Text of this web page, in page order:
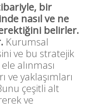
bir
nasıl ve ne
belirler.
Kurumsal
ve bu stratejik
alınması
ve yaklaşımları
çeşitli alt
ve